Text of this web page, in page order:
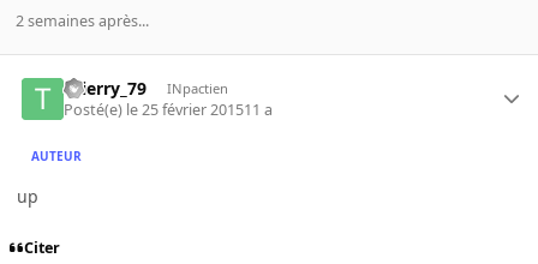
2 semaines après...
thierry_79 INpactien
Posté(e) le 25 février 201511 a
AUTEUR
up
Citer